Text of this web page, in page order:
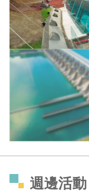
震後重生的足跡
週邊活動